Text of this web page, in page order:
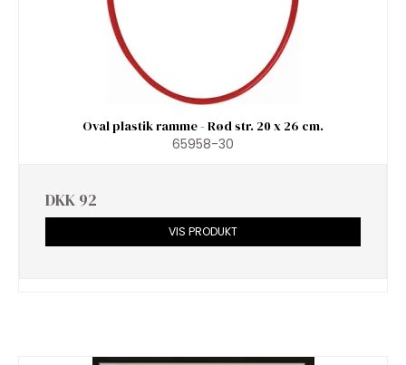
Oval plastik ramme - Rød str. 20 x 26 cm.
65958-30
DKK 92
VIS PRODUKT